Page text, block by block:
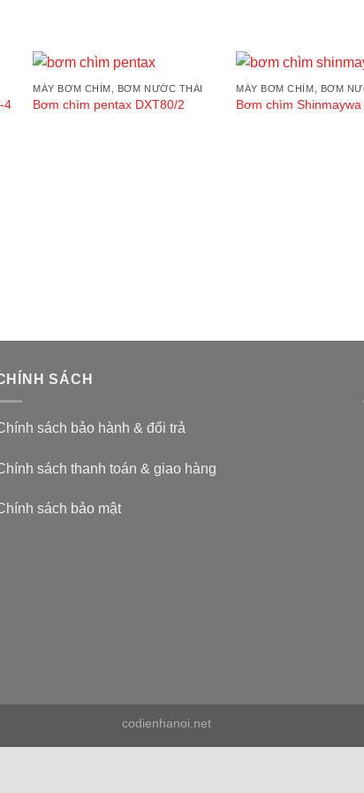
4 Add to wishlist
MÁY BƠM CHÌM, BƠM NƯỚC THẢI
Bơm chìm pentax DXT80/2 Add
MÁY BƠM CHÌM, BƠM
Bơm chìm Shinmaywa
SÁCH
sách bảo hành & đổi trả
sách thanh toán & giao hàng
sách bảo mật
codienhanoi.net